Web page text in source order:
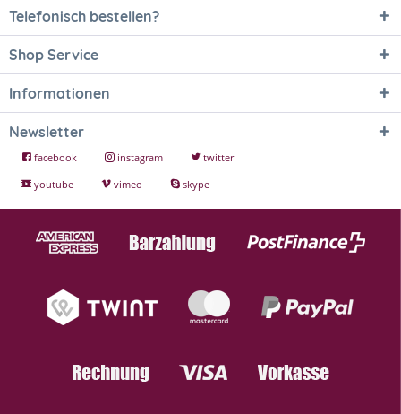
Telefonisch bestellen?
Shop Service
Informationen
Newsletter
facebook instagram
twitter
youtube
vimeo skype